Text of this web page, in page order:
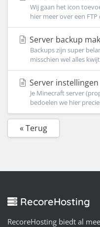
Wij gaan het icon
hier meer over een
Server backup
Backups zijn super
misschien wel alles
Server instellingen
Je Minecraft server
bedoelen we hier
« Terug
RecoreHosting
RecoreHosting biedt al